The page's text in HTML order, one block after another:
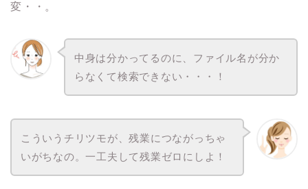
変・・。
中身は分かってるのに、ファイル名が分か
らなくて検索できない・・・！
こういうチリツモが、残業につながっちゃ
いがちなの。一工夫して残業ゼロにしよ！